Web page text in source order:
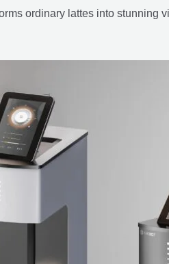
ordinary lattes into stunning